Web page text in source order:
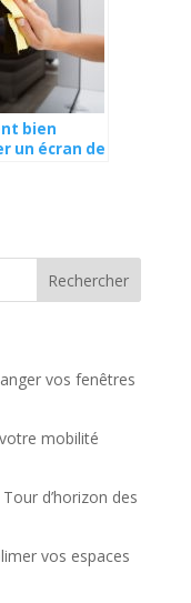
bien
un écran de
vos fenêtres
mobilité
d’horizon des
vos espaces